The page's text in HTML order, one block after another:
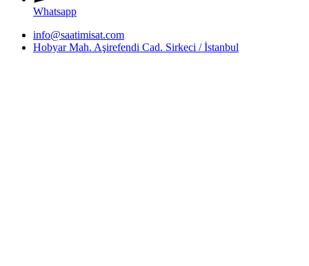
Whatsapp
info@saatimisat.com
Hobyar Mah. Aşirefendi Cad. Sirkeci / İstanbul